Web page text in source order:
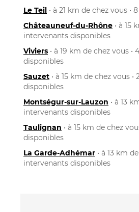
Le Teil • à 21 km de chez vous
Châteauneuf-du-Rhône • à 15
intervenants disponibles
Viviers • à 19 km de chez vous
disponibles
Sauzet • à 15 km de chez vous
disponibles
Montségur-sur-Lauzon • à 13
intervenants disponibles
Taulignan • à 15 km de chez
disponibles
La Garde-Adhémar • à 13 km
intervenants disponibles